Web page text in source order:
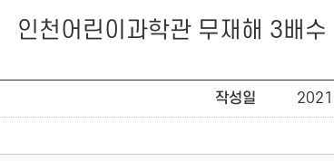
인천어린이과학관 무재해 3배수
작성일